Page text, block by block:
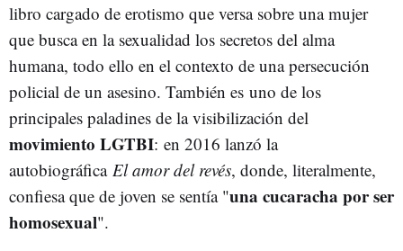
libro cargado de erotismo que versa sobre una mujer
que busca en la sexualidad los secretos del alma
humana, todo ello en el contexto de una persecución
policial de un asesino. También es uno de los
principales paladines de la visibilización del
movimiento LGTBI: en 2016 lanzó la
autobiográfica El amor del revés, donde, literalmente,
confiesa que de joven se sentía "una cucaracha por ser
homosexual".